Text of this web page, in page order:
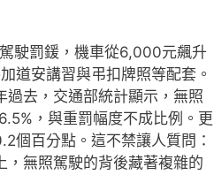
駛罰鍰，機車從6,000元飆升
道安講習與弔扣牌照等配套。
去，交通部統計顯示，無照
，與重罰幅度不成比例。更
個百分點。這不禁讓人質問：
，無照駕駛的背後藏著複雜的